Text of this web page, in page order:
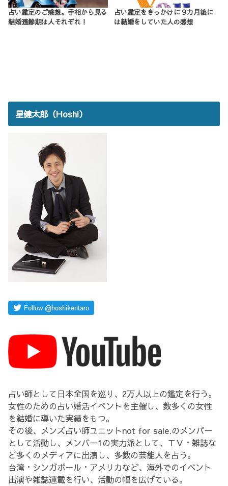
占い鑑定のご感想。手相から見る
結婚適齢期は人それぞれ！
占い鑑定をきっかけに９カ月後に
は結婚をしていた人の感想
星健太郎（Hoshi）
占い師として日本全国を巡り、2万人以上の鑑定を行う。
女性のための占い婚活イベントを主催し、数多くの女性
を結婚に導いた実績をもつ。
その後、メンズ占い師ユニットnot for sale.のメンバー
として活動し、メンバー1の実力派として、ＴＶ・雑誌な
ど多くのメディアに出演し、多数の芸能人を占う。
台湾・シンガポール・アメリカなど、海外でのイベント
出演や雑誌連載を行い、活動の幅を広げている。